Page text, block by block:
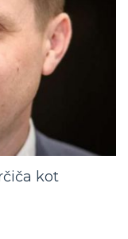
kot